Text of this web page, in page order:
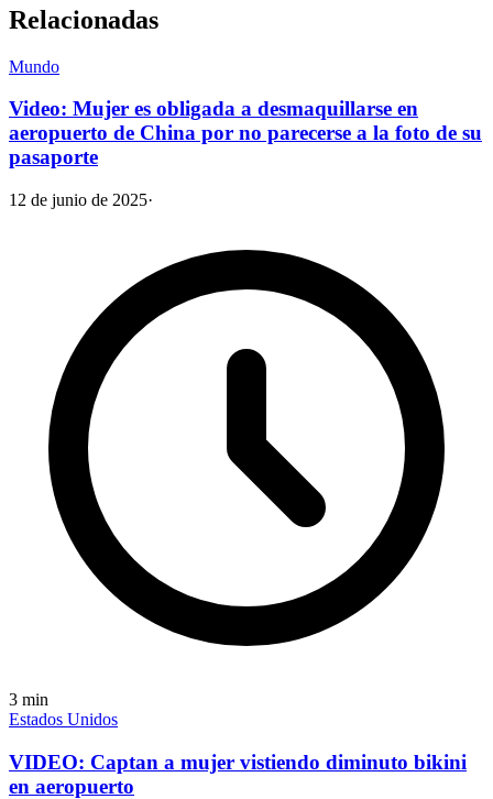
Relacionadas
Mundo
Video: Mujer es obligada a desmaquillarse en
aeropuerto de China por no parecerse a la foto de su
pasaporte
12 de junio de 2025·
3 min
Estados Unidos
VIDEO: Captan a mujer vistiendo diminuto bikini
en aeropuerto